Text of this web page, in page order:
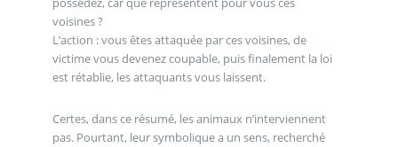
voisines ?
L’action : vous êtes attaquée par ces voisines, de
victime vous devenez coupable, puis finalement la loi
est rétablie, les attaquants vous laissent.
Certes, dans ce résumé, les animaux n’interviennent
pas. Pourtant, leur symbolique a un sens, recherché